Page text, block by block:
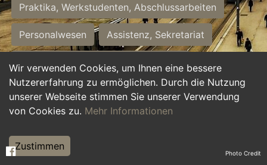
Wir verwenden Cookies, um Ihnen eine bessere
Nutzererfahrung zu ermöglichen. Durch die Nutzung
unserer Webseite stimmen Sie unserer Verwendung
von Cookies zu. Mehr Informationen
Zustimmen
Praktika, Werkstudenten, Abschlussarbeiten
Personalwesen Assistenz, Sekretariat
Hilfskräfte, Aushilfs- und Nebenjobs
Einkauf, Logistik, Materialwirtschaft
Weiterbildung, Studium, duale Ausbildung
Tourismus
Photo Credit